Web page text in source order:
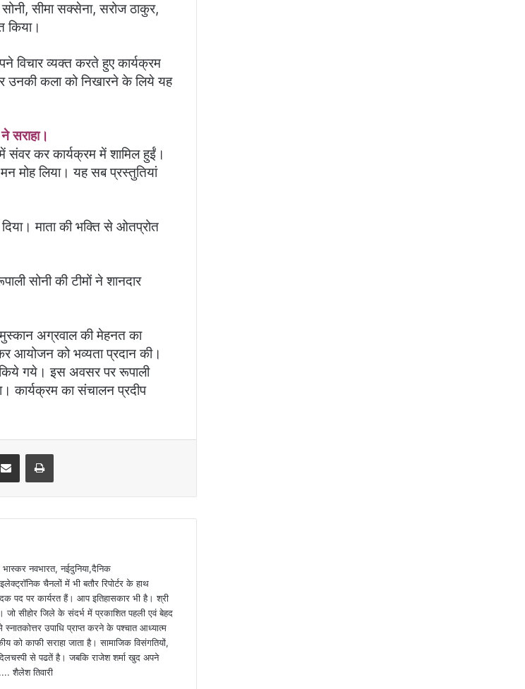
सीमा सक्सेना, सरोज ठाकुर,
किया।
विचार व्यक्त करते हुए कार्यक्रम
उनकी कला को निखारने के लिये यह
सराहा।
में संवर कर कार्यक्रम में शामिल हुईं।
मोह लिया। यह सब प्रस्तुतियां
माता की भक्ति से ओतप्रोत
सोनी की टीमों ने शानदार
अग्रवाल की मेहनत का
आयोजन को भव्यता प्रदान की।
किये गये। इस अवसर पर रूपाली
कार्यक्रम का संचालन प्रदीप
भास्कर नवभारत, नईदुनिया,दैनिक
चैनलों में भी बतौर रिपोर्टर के हाथ
पद पर कार्यरत हैं। आप इतिहासकार भी है। श्री
जो सीहोर जिले के संदर्भ में प्रकाशित पहली एवं बेहद
उपाधि प्राप्त करने के पश्चात आध्यात्म
को काफी सराहा जाता है। सामाजिक विसंगतियों,
से पढतें है। जबकि राजेश शर्मा खुद अपने
शैलेश तिवारी